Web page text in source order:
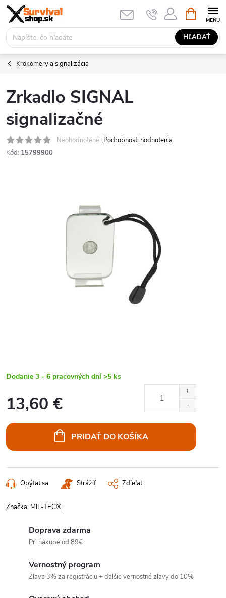
Prejsť
obsah
HĽADAŤ
KOŠÍK
Krokomery a signalizácia
Zrkadlo SIGNAL
signalizačné
Neohodnotené Podrobnosti hodnotenia
Kód: 15799900
Dodanie 3 - 6 pracovných dní >5 ks
13,60 €
cena:
PRIDAŤ DO KOŠÍKA
Opýtať sa Strážiť Zdieľať
Značka: MIL-TEC®
Doprava zdarma
Pri nákupe od 89€
Vernostný program
Zľava 3% za registráciu + ďalšie vernostné zľavy do 10%